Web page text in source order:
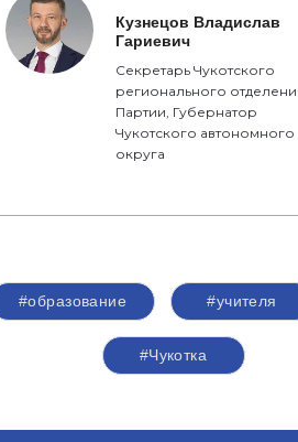
Кузнецов Владислав
Гариевич
Секретарь Чукотского
регионального
Партии, Губернатор
Чукотского автономного
округа
#образование #учителя
#Чукотка